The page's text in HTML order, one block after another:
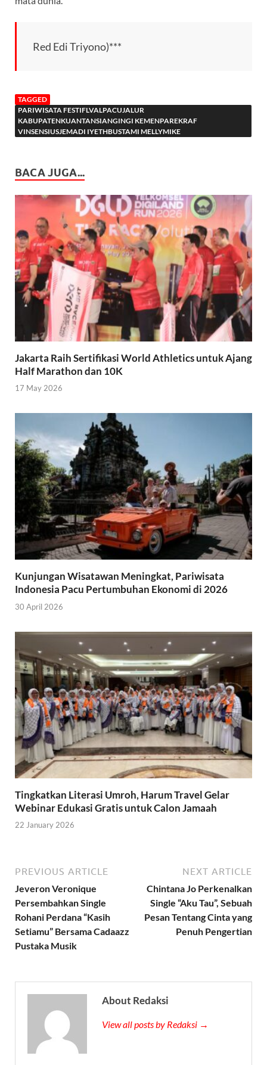
Red Edi Triyono)***
TAGGED
PARIWISATA FESTIFLVALPACUJALUR
KABUPATENKUANTANSIANGINGI KEMENPAREKRAF
VINSENSIUSJEMADI IYETHBUSTAMI MELLYMIKE
BACA JUGA...
Jakarta Raih Sertifikasi World Athletics untuk Ajang
Half Marathon dan 10K
17 May 2026
Kunjungan Wisatawan Meningkat, Pariwisata
Indonesia Pacu Pertumbuhan Ekonomi di 2026
30 April 2026
Tingkatkan Literasi Umroh, Harum Travel Gelar
Webinar Edukasi Gratis untuk Calon Jamaah
22 January 2026
PREVIOUS ARTICLE
Jeveron Veronique
Persembahkan Single
Rohani Perdana “Kasih
Setiamu” Bersama Cadaazz
Pustaka Musik
NEXT ARTICLE
Chintana Jo Perkenalkan
Single “Aku Tau”, Sebuah
Pesan Tentang Cinta yang
Penuh Pengertian
About Redaksi
View all posts by Redaksi →